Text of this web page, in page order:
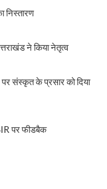
निस्तारण
ने किया नेतृत्व
पर संस्कृत के प्रसार को दिया
पर फीडबैक